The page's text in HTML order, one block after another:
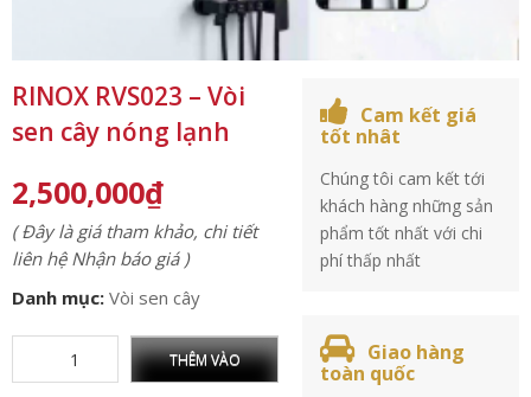
RINOX RVS023 – Vòi
sen cây nóng lạnh
2,500,000₫
( Đây là giá tham khảo, chi tiết
liên hệ Nhận báo giá )
Danh mục: Vòi sen cây
THÊM VÀO
Cam kết giá
tốt nhât
Chúng tôi cam kết tới
khách hàng những sản
phẩm tốt nhất với chi
phí thấp nhất
Giao hàng
toàn quốc